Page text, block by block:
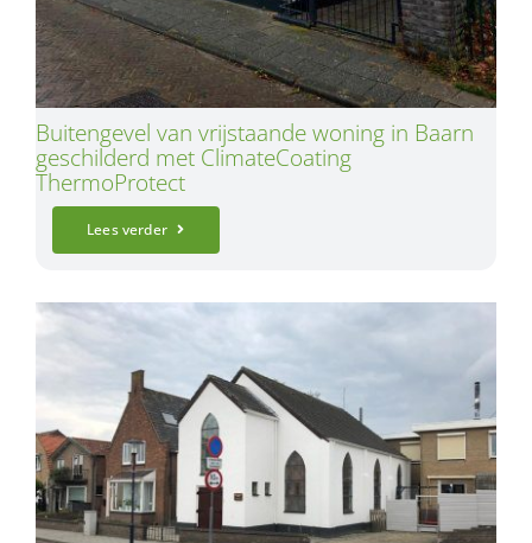
Buitengevel van vrijstaande woning in Baarn
geschilderd met ClimateCoating
ThermoProtect
Lees verder